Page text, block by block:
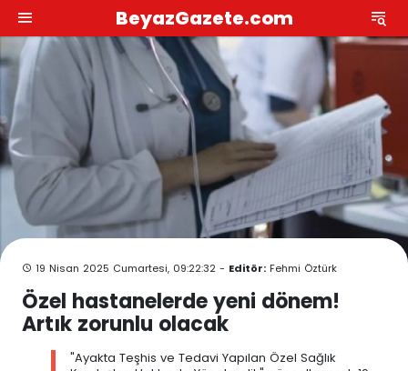
BeyazGazete.com
19 Nisan 2025 Cumartesi, 09:22:32 - Editör: Fehmi Öztürk
Özel hastanelerde yeni dönem!
Artık zorunlu olacak
"Ayakta Teşhis ve Tedavi Yapılan Özel Sağlık